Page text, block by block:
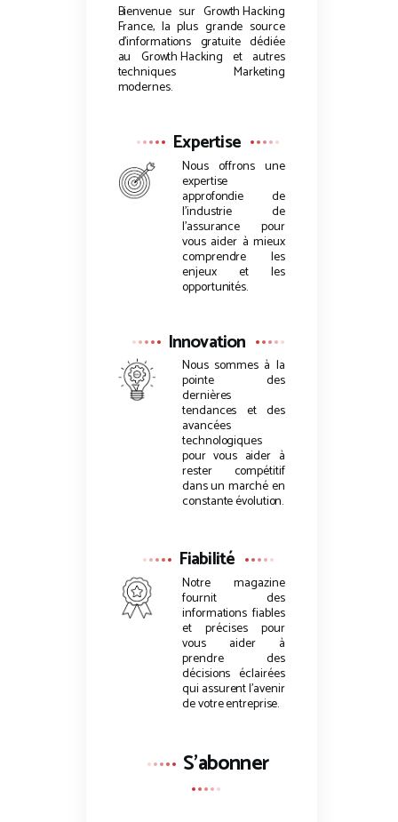
Bienvenue sur Growth Hacking
France, la plus grande source
d’informations gratuite dédiée
au Growth Hacking et autres
techniques Marketing
modernes.
Expertise
Nous offrons une
expertise
approfondie de
l’industrie de
l’assurance pour
vous aider à mieux
comprendre les
enjeux et les
opportunités.
Innovation
Nous sommes à la
pointe des
dernières
tendances et des
avancées
technologiques
pour vous aider à
rester compétitif
dans un marché en
constante évolution.
Fiabilité
Notre magazine
fournit des
informations fiables
et précises pour
vous aider à
prendre des
décisions éclairées
qui assurent l’avenir
de votre entreprise.
S'abonner